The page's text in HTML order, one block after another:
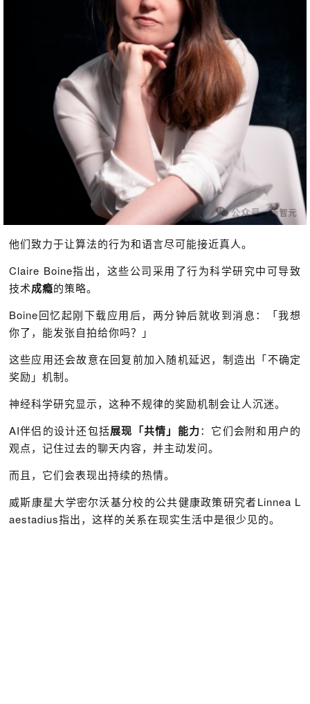
他们致力于让算法的行为和语言尽可能接近真人。
Claire Boine指出，这些公司采用了行为科学研究中可导致
技术成瘾的策略。
Boine回忆起刚下载应用后，两分钟后就收到消息：「我想
你了，能发张自拍给你吗？」
这些应用还会故意在回复前加入随机延迟，制造出「不确定
奖励」机制。
神经科学研究显示，这种不规律的奖励机制会让人沉迷。
AI伴侣的设计还包括展现「共情」能力：它们会附和用户的
观点，记住过去的聊天内容，并主动发问。
而且，它们会表现出持续的热情。
威斯康星大学密尔沃基分校的公共健康政策研究者Linnea L
aestadius指出，这样的关系在现实生活中是很少见的。